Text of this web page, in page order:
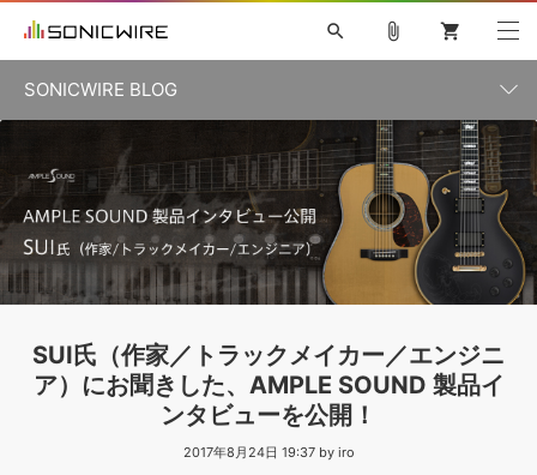
ソフト音源 »
プラグイン・エフェクト »
ソフトウェア／ツール »
キャンペーン »
ニュースレター »
製品サポート情報 »
search
初音ミク V4X 鏡音リン・レン V4X
巡音ルカ V4X
ボーカル抜き出し
MEIKO V3 KAITO V3
MASSIVE
SYLENTH1
VOCALOID VIENNA
ライセンスフリーBGM
TOONTRACK
サンプルパックを試そう
MUTANT
シネマティック音源特集
EZdrummer2
KOTO NATION
ソフト音源 プラグイン・エフェクト サンプルパック
ソフトウェア／ツール DAW 効果音
attach_file shopping_cart
SONICWIRE BLOG
カテゴリ一覧
記事一覧
SUI氏（作家／トラックメイカー／エンジニ
ア）にお聞きした、AMPLE SOUND 製品イ
ンタビューを公開！
2017年8月24日 19:37 by iro